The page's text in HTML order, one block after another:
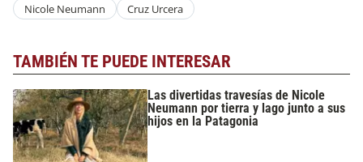
Nicole Neumann Cruz Urcera
TAMBIÉN TE PUEDE INTERESAR
Las divertidas travesías de Nicole
Neumann por tierra y lago junto a sus
hijos en la Patagonia